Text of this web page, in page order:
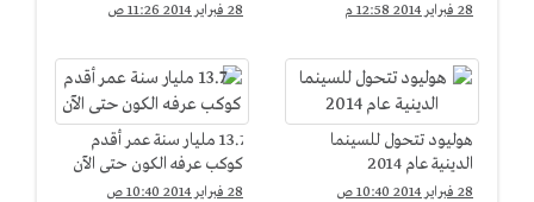
28 فبراير 2014 12:58 م 28 فبراير 2014 11:26 ص
هوليود تتحول للسينما
الدينية عام 2014
28 فبراير 2014 10:40 ص
13.7 مليار سنة عمر أقدم
كوكب عرفه الكون حتى الآن
28 فبراير 2014 10:40 ص